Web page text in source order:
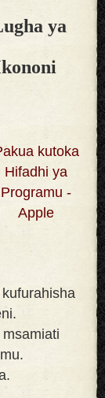
ya
kutoka
Hifadhi ya
Programu -
Apple
.